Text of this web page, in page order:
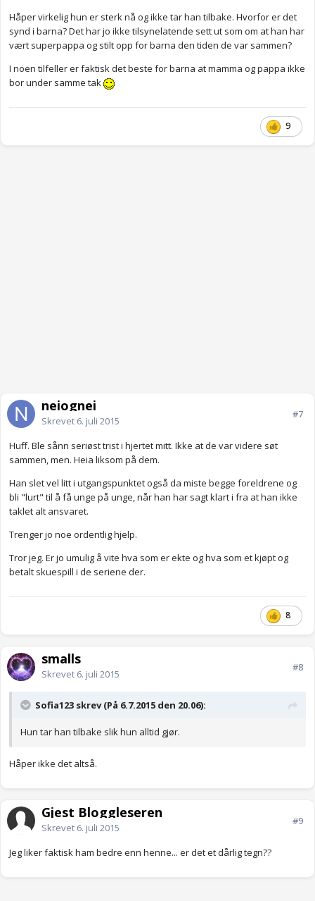
Håper virkelig hun er sterk nå og ikke tar han tilbake. Hvorfor er det
synd i barna? Det har jo ikke tilsynelatende sett ut som om at han har
vært superpappa og stilt opp for barna den tiden de var sammen?
I noen tilfeller er faktisk det beste for barna at mamma og pappa ikke
bor under samme tak
9
neiognei
Skrevet 6. juli 2015
#7
Huff. Ble sånn seriøst trist i hjertet mitt. Ikke at de var videre søt
sammen, men. Heia liksom på dem.
Han slet vel litt i utgangspunktet også da miste begge foreldrene og
bli "lurt" til å få unge på unge, når han har sagt klart i fra at han ikke
taklet alt ansvaret.
Trenger jo noe ordentlig hjelp.
Tror jeg. Er jo umulig å vite hva som er ekte og hva som et kjøpt og
betalt skuespill i de seriene der.
8
smalls
Skrevet 6. juli 2015
#8
Sofia123 skrev (På 6.7.2015 den 20.06):
Hun tar han tilbake slik hun alltid gjør.
Håper ikke det altså.
Gjest Bloggleseren
Skrevet 6. juli 2015
#9
Jeg liker faktisk ham bedre enn henne... er det et dårlig tegn??